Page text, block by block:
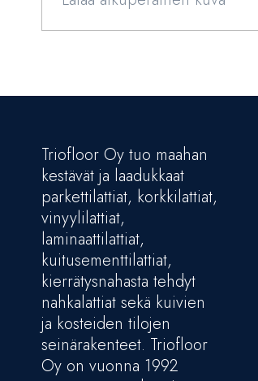
Triofloor Oy tuo maahan
kestävät ja laadukkaat
parkettilattiat, korkkilattiat,
vinyylilattiat,
laminaattilattiat,
kuitusementtilattiat,
kierrätysnahasta tehdyt
nahkalattiat sekä kuivien
ja kosteiden tilojen
seinärakenteet. Triofloor
Oy on vuonna 1992